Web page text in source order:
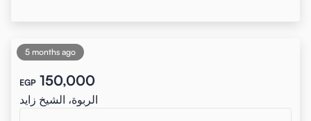
5 months ago
EGP 150,000
الربوة، الشيخ زايد